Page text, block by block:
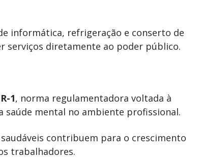
informática, refrigeração e conserto de
serviços diretamente ao poder público.
1, norma regulamentadora voltada à
saúde mental no ambiente profissional.
contribuem para o crescimento
trabalhadores.